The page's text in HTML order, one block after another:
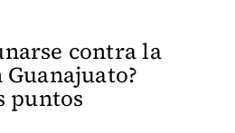
contra la
puntos